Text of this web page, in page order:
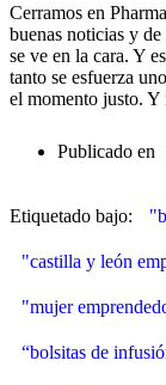
Cerramos en
buenas noticias y
se ve en la cara. Y
tanto se esfuerza
el momento justo. Y
Publicado en
Etiquetado bajo:
"castilla y león
"mujer
“bolsitas de